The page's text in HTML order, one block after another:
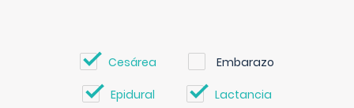
Cesárea Embarazo
Epidural Lactancia